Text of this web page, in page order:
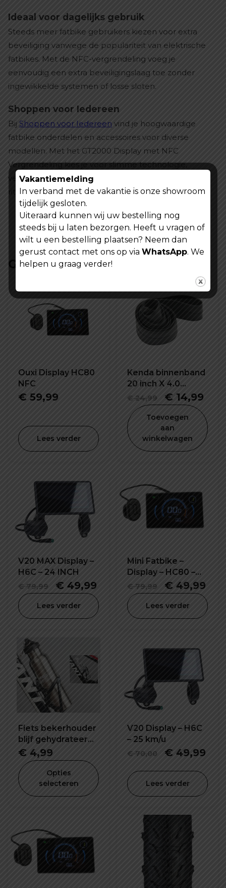
Ideaal voor dagelijks gebruik
Steeds meer fatbike gebruikers kiezen voor extra
beveiliging vanwege de populariteit van elektrische
fatbikes. Met de NFC-vergrendeling voeg je
eenvoudig een extra beveiligingslaag toe zonder
ingewikkelde systemen of losse sloten.
Shoppen voor Iedereen
Bij Shoppen voor Iedereen vind je hoogwaardige
fatbike onderdelen en accessoires voor diverse
modellen. Met het GT2000 Display met NFC
Vergrendeling kies je voor slimme technologie,
veiligheid en optimaal gebruiksgemak tijdens iedere
Gerelateerde producten
Ouxi Display HC80
NFC
€ 59,99
Lees verder
Kenda binnenband
20 inch X 4.0
K1188E
€24,99
was:
€ 24,99.
€ 14,99
prijs
is:
€
Toevoegen
aan
winkelwagen
V20 MAX Display –
H6C – 24 INCH
€79,99
Oorspronkelijke
prijs
was:
€ 49,99 Huidige
prijs
is:
Lees verder
Mini Fatbike –
Display – HC80 –
36V
€79,99
prijs
was:
€ 49,99
is:
Lees verder
Fiets bekerhouder
blijf gehydrateerd
tijdens het rijden
€ 4,99
Opties
selecteren
V20 Display – H6C
– 25 km/u
€70,00
was:
€ 70,00.
€ 49,99
is:
Lees verder
Vakantiemelding
In verband met de vakantie is onze showroom
tijdelijk gesloten.
Uiteraard kunnen wij uw bestelling nog
steeds bij u laten bezorgen. Heeft u vragen of
wilt u een bestelling plaatsen? Neem dan
gerust contact met ons op via WhatsApp. We
helpen u graag verder!